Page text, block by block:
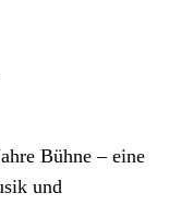
Bühne – eine
und